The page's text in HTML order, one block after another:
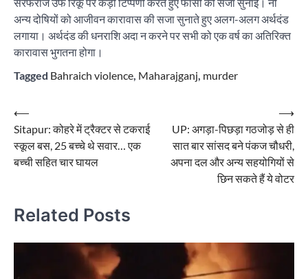
सरफराज उर्फ रिंकू पर कड़ी टिप्पणी करते हुए फांसी की सजा सुनाई। नौ
अन्य दोषियों को आजीवन कारावास की सजा सुनाते हुए अलग-अलग अर्थदंड
लगाया। अर्थदंड की धनराशि अदा न करने पर सभी को एक वर्ष का अतिरिक्त
कारावास भुगतना होगा।
Tagged Bahraich violence, Maharajganj, murder
Post
navigation
⟵
Sitapur: कोहरे में ट्रैक्टर से टकराई
स्कूल बस, 25 बच्चे थे सवार… एक
बच्ची सहित चार घायल
UP: अगड़ा-पिछड़ा गठजोड़ से ही
सात बार सांसद बने पंकज चौधरी,
अपना दल और अन्य सहयोगियों से
छिन सकते हैं ये वोटर
⟶
Related Posts